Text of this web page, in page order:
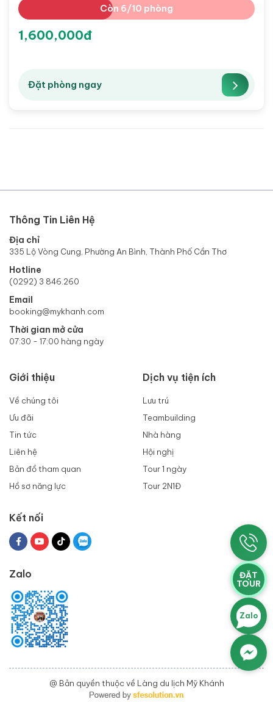
Còn 6/10 phòng
1,600,000đ
Đặt phòng ngay
Thông Tin Liên Hệ
Địa chỉ
335 Lộ Vòng Cung, Phường An Bình, Thành Phố Cần Thơ
Hotline
(0292) 3 846.260
Email
booking@mykhanh.com
Thời gian mở cửa
07:30 - 17:00 hàng ngày
Giới thiệu
Về chúng tôi
Ưu đãi
Tin tức
Liên hệ
Bản đồ tham quan
Hồ sơ năng lực
Dịch vụ tiện ích
Lưu trú
Teambuilding
Nhà hàng
Hội nghị
Tour 1 ngày
Tour 2N1Đ
Kết nối
Zalo
@ Bản quyền thuộc về Làng du lịch Mỹ Khánh
ĐẶT
TOUR
Zalo